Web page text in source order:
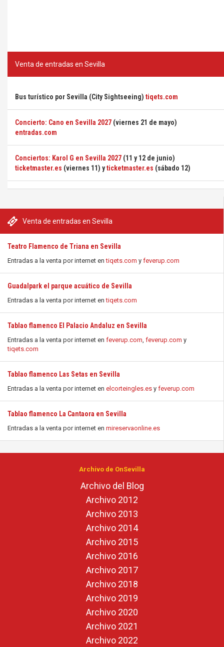
Venta de entradas en Sevilla
Teatro Flamenco de Triana en Sevilla
Entradas a la venta por internet entiqets.com y feverup.com
Guadalpark el parque acuático de Sevilla
Entradas a la venta por internet entiqets.com
Tablao flamenco El Palacio Andaluz en Sevilla
Entradas a la venta por internet en feverup.com, feverup.com y
tiqets.com
Tablao flamenco Las Setas en Sevilla
Entradas a la venta por internet en elcorteingles.es y feverup.com
Tablao flamenco La Cantaora en Sevilla
Entradas a la venta por internet en mireservaonline.es
Venta de entradas en Sevilla
Bus turístico por Sevilla (City Sightseeing) tiqets.com
Concierto: Cano en Sevilla 2027 (viernes 21 de mayo)
entradas.com
Conciertos: Karol G en Sevilla 2027 (11 y 12 de junio)
ticketmaster.es (viernes 11) yticketmaster.es (sábado 12)
Archivo de OnSevilla
Archivo del Blog
Archivo 2012
Archivo 2013
Archivo 2014
Archivo 2015
Archivo 2016
Archivo 2017
Archivo 2018
Archivo 2019
Archivo 2020
Archivo 2021
Archivo 2022